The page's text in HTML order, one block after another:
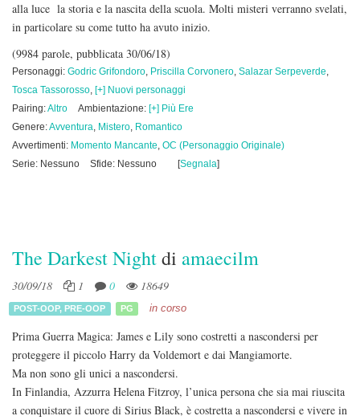
alla luce la storia e la nascita della scuola. Molti misteri verranno svelati,
in particolare su come tutto ha avuto inizio.
(9984 parole, pubblicata 30/06/18)
Personaggi: Godric Grifondoro, Priscilla Corvonero, Salazar Serpeverde,
Tosca Tassorosso, [+] Nuovi personaggi
Pairing:Altro Ambientazione: [+] Più Ere
Genere:Avventura, Mistero, Romantico
Avvertimenti: Momento Mancante, OC (Personaggio Originale)
Serie: Nessuno
Sfide: Nessuno [Segnala]
The Darkest Nightdi amaecilm
30/09/18 1 0 18649
POST-OOP,PRE-OOP PG in corso
Prima Guerra Magica: James e Lily sono costretti a nascondersi per
proteggere il piccolo Harry da Voldemort e dai Mangiamorte.
Ma non sono gli unici a nascondersi.
In Finlandia, Azzurra Helena Fitzroy, l’unica persona che sia mai riuscita
a conquistare il cuore di Sirius Black, è costretta a nascondersi e vivere in